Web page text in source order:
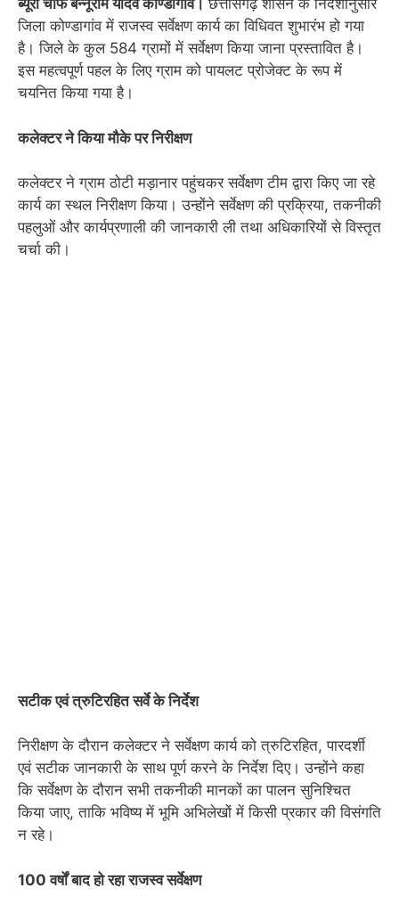
ब्यूरो चीफ बन्नूराम यादव कोण्डागांव। छत्तीसगढ़ शासन के निर्देशानुसार
जिला कोण्डागांव में राजस्व सर्वेक्षण कार्य का विधिवत शुभारंभ हो गया
है। जिले के कुल 584 ग्रामों में सर्वेक्षण किया जाना प्रस्तावित है।
इस महत्वपूर्ण पहल के लिए ग्राम को पायलट प्रोजेक्ट के रूप में
चयनित किया गया है।
कलेक्टर ने किया मौके पर निरीक्षण
कलेक्टर ने ग्राम ठोटी मड़ानार पहुंचकर सर्वेक्षण टीम द्वारा किए जा रहे
कार्य का स्थल निरीक्षण किया। उन्होंने सर्वेक्षण की प्रक्रिया, तकनीकी
पहलुओं और कार्यप्रणाली की जानकारी ली तथा अधिकारियों से विस्तृत
चर्चा की।
सटीक एवं त्रुटिरहित सर्वे के निर्देश
निरीक्षण के दौरान कलेक्टर ने सर्वेक्षण कार्य को त्रुटिरहित, पारदर्शी
एवं सटीक जानकारी के साथ पूर्ण करने के निर्देश दिए। उन्होंने कहा
कि सर्वेक्षण के दौरान सभी तकनीकी मानकों का पालन सुनिश्चित
किया जाए, ताकि भविष्य में भूमि अभिलेखों में किसी प्रकार की विसंगति
न रहे।
100 वर्षों बाद हो रहा राजस्व सर्वेक्षण